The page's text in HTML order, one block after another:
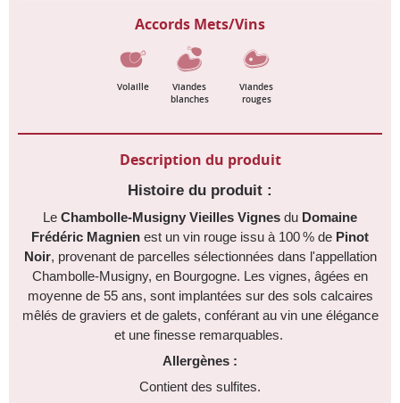
Accords Mets/Vins
Volaille
Viandes
blanches
Viandes
rouges
Description du produit
Histoire du produit :
Le Chambolle-Musigny Vieilles Vignes du Domaine
Frédéric Magnien est un vin rouge issu à 100 % de Pinot
Noir, provenant de parcelles sélectionnées dans l'appellation
Chambolle-Musigny, en Bourgogne. Les vignes, âgées en
moyenne de 55 ans, sont implantées sur des sols calcaires
mêlés de graviers et de galets, conférant au vin une élégance
et une finesse remarquables. ​
Allergènes :
Contient des sulfites.​